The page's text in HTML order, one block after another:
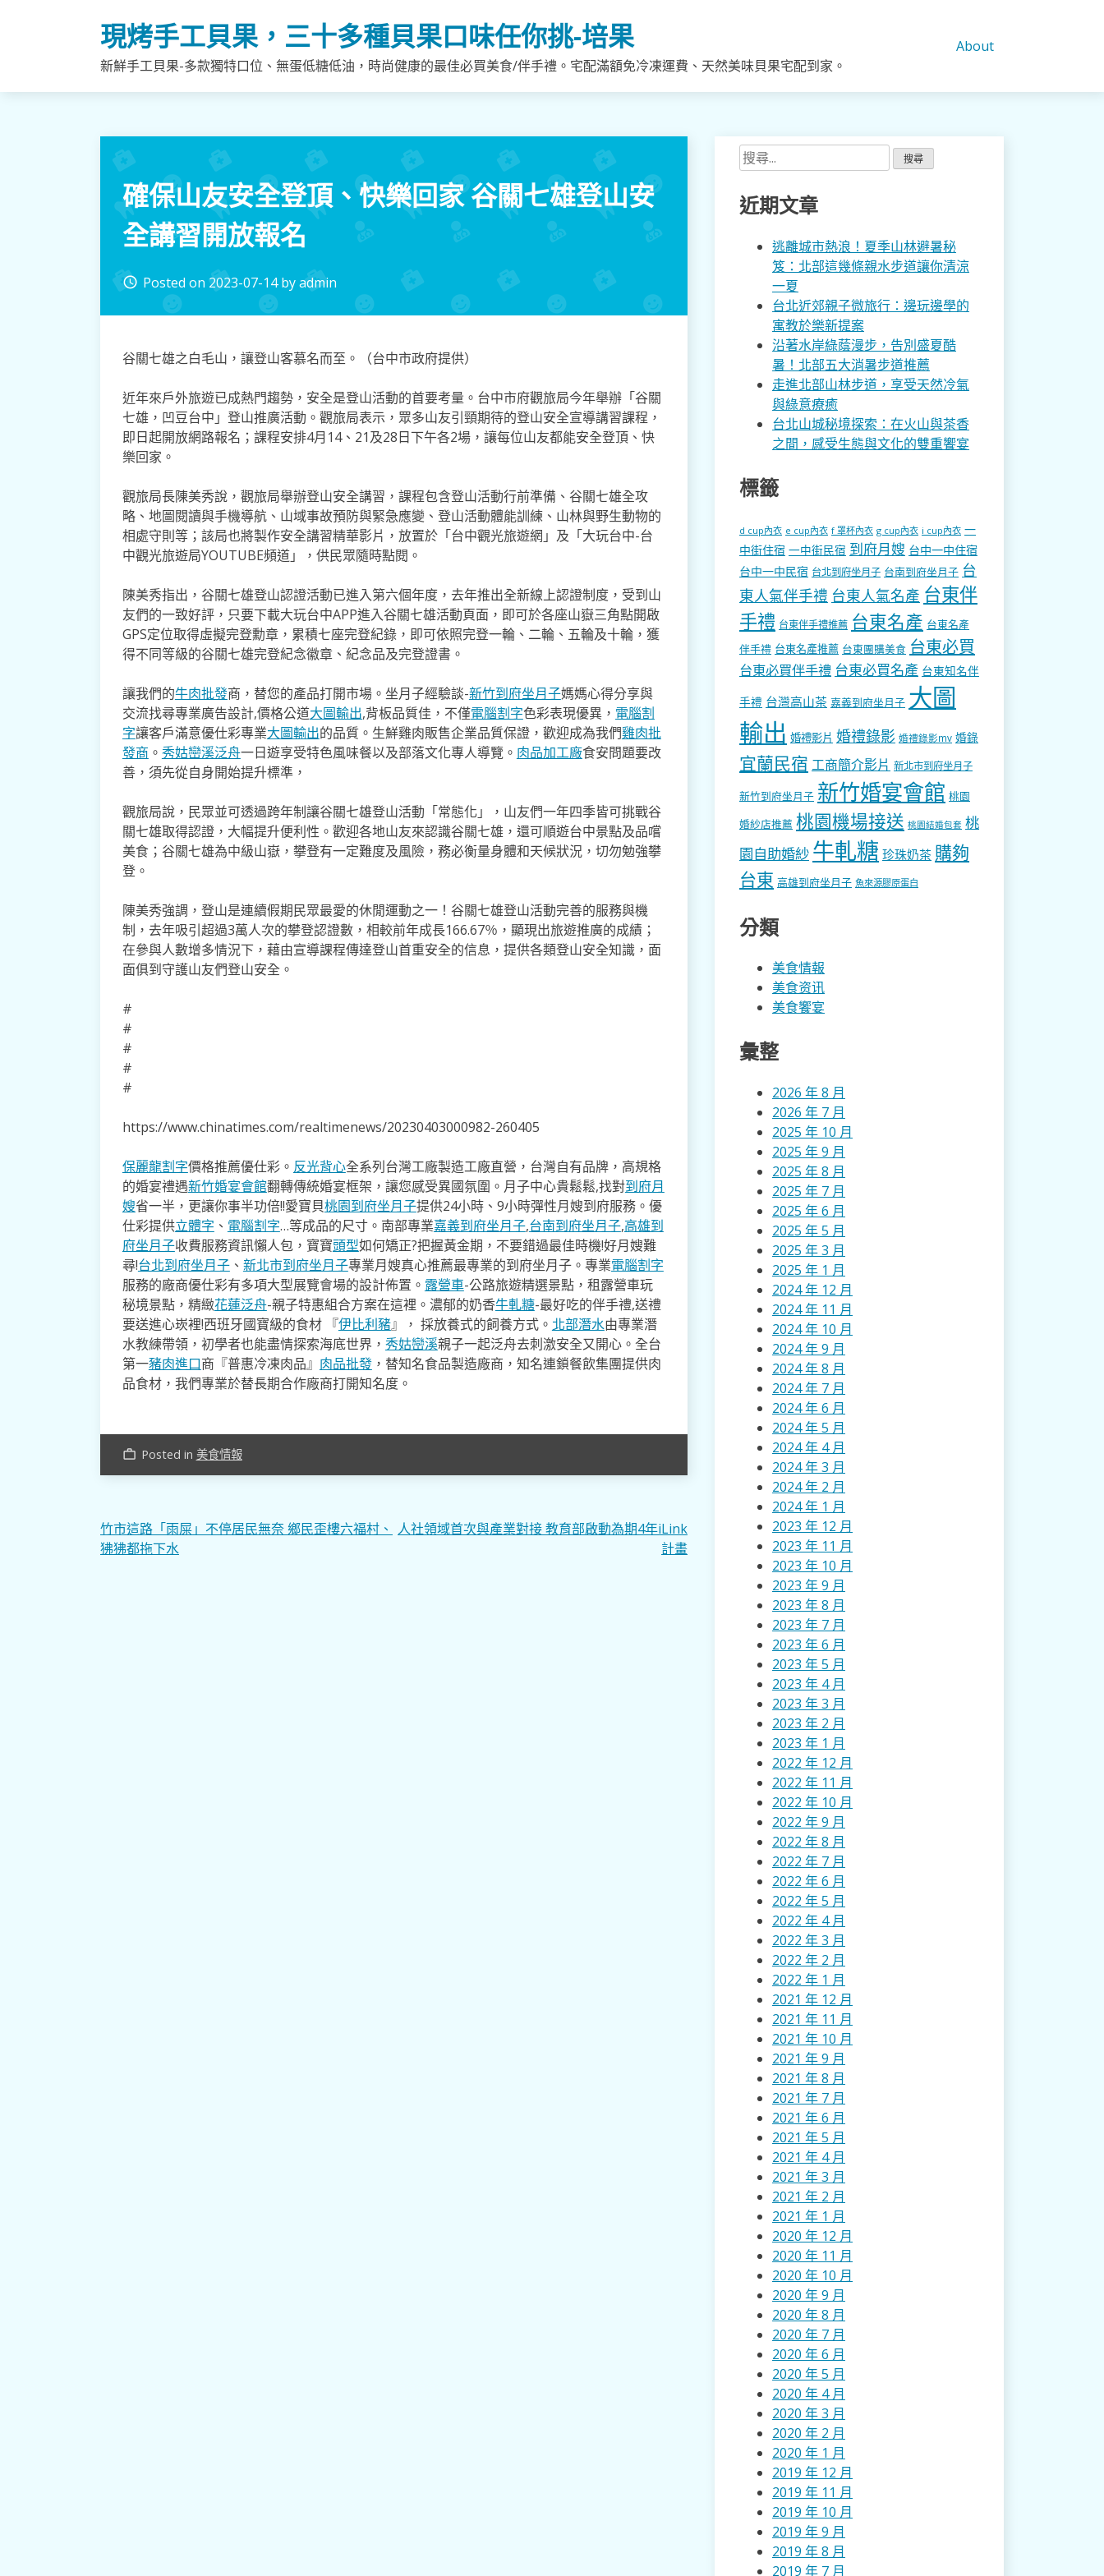
現烤手工貝果，三十多種貝果口味任你挑-培果
新鮮手工貝果-多款獨特口位、無蛋低糖低油，時尚健康的最佳必買美食/伴手禮。宅配滿額免冷凍運費、天然美味貝果宅配到家。
About
確保山友安全登頂、快樂回家 谷關七雄登山安
全講習開放報名
access_time Posted on2023-07-14byadmin
谷關七雄之白毛山，讓登山客慕名而至。（台中市政府提供）
近年來戶外旅遊已成熱門趨勢，安全是登山活動的首要考量。台中市府觀旅局今年舉辦「谷關
七雄，凹豆台中」登山推廣活動。觀旅局表示，眾多山友引頸期待的登山安全宣導講習課程，
即日起開放網路報名；課程安排4月14、21及28日下午各2場，讓每位山友都能安全登頂、快
樂回家。
觀旅局長陳美秀說，觀旅局舉辦登山安全講習，課程包含登山活動行前準備、谷關七雄全攻
略、地圖閱讀與手機導航、山域事故預防與緊急應變、登山活動體能訓練、山林與野生動物的
相處守則等；該局也將製作安全講習精華影片，放置於「台中觀光旅遊網」及「大玩台中-台
中觀光旅遊局YOUTUBE頻道」，供民眾隨時點閱。
陳美秀指出，谷關七雄登山認證活動已進入第六個年度，去年推出全新線上認證制度，受到山
友們的一致好評，只要下載大玩台中APP進入谷關七雄活動頁面，即可於各座山嶽三角點開啟
GPS定位取得虛擬完登勳章，累積七座完登紀錄，即可依照完登一輪、二輪、五輪及十輪，獲
得不同等級的谷關七雄完登紀念徽章、紀念品及完登證書。
讓我們的牛肉批發商，替您的產品打開市場。坐月子經驗談-新竹到府坐月子媽媽心得分享與
交流找尋專業廣告設計,價格公道大圖輸出,背板品質佳，不僅電腦割字色彩表現優異， 電腦割
字讓客戶滿意優仕彩專業大圖輸出的品質。生鮮雞肉販售企業品質保證，歡迎成為我們雞肉批
發商 。 秀姑巒溪泛舟一日遊享受特色風味餐以及部落文化專人導覽。 肉品加工廠食安問題要改
善，須先從自身開始提升標準，
觀旅局說，民眾並可透過跨年制讓谷關七雄登山活動「常態化」，山友們一年四季皆可挑戰谷
關七雄取得認證，大幅提升便利性。歡迎各地山友來認識谷關七雄，還可順遊台中景點及品嚐
美食；谷關七雄為中級山嶽，攀登有一定難度及風險，務必衡量身體和天候狀況，切勿勉強攀
登。
陳美秀強調，登山是連續假期民眾最愛的休閒運動之一！谷關七雄登山活動完善的服務與機
制，去年吸引超過3萬人次的攀登認證數，相較前年成長166.67％，顯現出旅遊推廣的成績；
在參與人數增多情況下，藉由宣導課程傳達登山首重安全的信息，提供各類登山安全知識，面
面俱到守護山友們登山安全。
#
#
#
#
#
https://www.chinatimes.com/realtimenews/20230403000982-260405
保麗龍割字價格推薦優仕彩。 反光背心全系列台灣工廠製造工廠直營，台灣自有品牌，高規格
的婚宴禮遇新竹婚宴會館翻轉傳統婚宴框架，讓您感受異國氛圍。月子中心貴鬆鬆,找對到府月
嫂省一半，更讓你事半功倍!!愛寶貝桃園到府坐月子提供24小時、9小時彈性月嫂到府服務。優
仕彩提供立體字 、 電腦割字…等成品的尺寸。南部專業嘉義到府坐月子,台南到府坐月子,高雄到
府坐月子收費服務資訊懶人包，寶寶頭型如何矯正?把握黃金期，不要錯過最佳時機!好月嫂難
尋!台北到府坐月子、 新北市到府坐月子專業月嫂真心推薦最專業的到府坐月子。專業電腦割字
服務的廠商優仕彩有多項大型展覽會場的設計佈置。 露營車-公路旅遊精選景點，租露營車玩
秘境景點，精緻花蓮泛舟-親子特惠組合方案在這裡。濃郁的奶香牛軋糖-最好吃的伴手禮,送禮
要送進心崁裡!西班牙國寶級的食材 『伊比利豬』， 採放養式的飼養方式。 北部潛水由專業潛
水教練帶領，初學者也能盡情探索海底世界， 秀姑巒溪親子一起泛舟去​刺激安全又開心。全台
第一豬肉進口商『普惠冷凍肉品』 肉品批發，替知名食品製造廠商，知名連鎖餐飲集團提供肉
品食材，我們專業於替長期合作廠商打開知名度。
work_outline Posted in 美食情報
文
章
竹市這路「雨屎」不停居民無奈 鄉民歪樓六福村、
狒狒都拖下水
人社領域首次與產業對接 教育部啟動為期4年iLink
計畫
搜
尋
關
鍵
近期文章
逃離城市熱浪！夏季山林避暑秘
笈：北部這幾條親水步道讓你清涼
一夏
台北近郊親子微旅行：邊玩邊學的
寓教於樂新提案
沿著水岸綠蔭漫步，告別盛夏酷
暑！北部五大消暑步道推薦
走進北部山林步道，享受天然冷氣
與綠意療癒
台北山城秘境探索：在火山與茶香
之間，感受生態與文化的雙重饗宴
標籤
d cup內衣 e cup內衣 f 罩杯內衣 g cup內衣 i cup內衣 一
中街住宿 一中街民宿 到府月嫂 台中一中住宿
台中一中民宿 台北到府坐月子 台南到府坐月子 台
東人氣伴手禮 台東人氣名產 台東伴
手禮 台東伴手禮推薦 台東名產 台東名產
伴手禮 台東名產推薦 台東團購美食 台東必買
台東必買伴手禮 台東必買名產 台東知名伴
手禮 台灣高山茶 嘉義到府坐月子 大圖
輸出 婚禮影片 婚禮錄影 婚禮錄影mv 婚錄
宜蘭民宿 工商簡介影片 新北市到府坐月子
新竹到府坐月子 新竹婚宴會館 桃園
婚紗店推薦 桃園機場接送 桃園結婚包套 桃
園自助婚紗 牛軋糖 珍珠奶茶 購夠
台東 高雄到府坐月子 魚來源膠原蛋白
分類
美食情報
美食资讯
美食饗宴
彙整
2026 年 8 月
2026 年 7 月
2025 年 10 月
2025 年 9 月
2025 年 8 月
2025 年 7 月
2025 年 6 月
2025 年 5 月
2025 年 3 月
2025 年 1 月
2024 年 12 月
2024 年 11 月
2024 年 10 月
2024 年 9 月
2024 年 8 月
2024 年 7 月
2024 年 6 月
2024 年 5 月
2024 年 4 月
2024 年 3 月
2024 年 2 月
2024 年 1 月
2023 年 12 月
2023 年 11 月
2023 年 10 月
2023 年 9 月
2023 年 8 月
2023 年 7 月
2023 年 6 月
2023 年 5 月
2023 年 4 月
2023 年 3 月
2023 年 2 月
2023 年 1 月
2022 年 12 月
2022 年 11 月
2022 年 10 月
2022 年 9 月
2022 年 8 月
2022 年 7 月
2022 年 6 月
2022 年 5 月
2022 年 4 月
2022 年 3 月
2022 年 2 月
2022 年 1 月
2021 年 12 月
2021 年 11 月
2021 年 10 月
2021 年 9 月
2021 年 8 月
2021 年 7 月
2021 年 6 月
2021 年 5 月
2021 年 4 月
2021 年 3 月
2021 年 2 月
2021 年 1 月
2020 年 12 月
2020 年 11 月
2020 年 10 月
2020 年 9 月
2020 年 8 月
2020 年 7 月
2020 年 6 月
2020 年 5 月
2020 年 4 月
2020 年 3 月
2020 年 2 月
2020 年 1 月
2019 年 12 月
2019 年 11 月
2019 年 10 月
2019 年 9 月
2019 年 8 月
2019 年 7 月